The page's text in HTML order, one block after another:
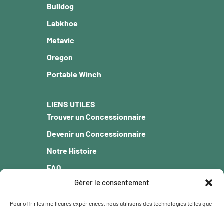
Gérer le consentement
Pour offrir les meilleures expériences, nous utilisons des technologies telles que
Bulldog
Labkhoe
Metavic
Oregon
Portable Winch
LIENS UTILES
Trouver un Concessionnaire
Devenir un Concessionnaire
Notre Histoire
FAQ
Garantie